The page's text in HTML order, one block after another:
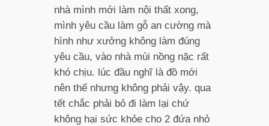
nhà mình mới làm nội thất xong,
mình yêu cầu làm gỗ an cường mà
hình như xưởng không làm đúng
yêu cầu, vào nhà mùi nồng nặc rất
khó chịu. lúc đầu nghĩ là đồ mới
nên thế nhưng không phải vậy. qua
tết chắc phải bỏ đi làm lại chứ
không hại sức khỏe cho 2 đứa nhỏ